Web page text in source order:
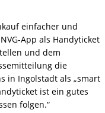
einfacher und
App als Handyticket
und dem
die
in Ingolstadt als „smart
ist ein gutes
folgen.“